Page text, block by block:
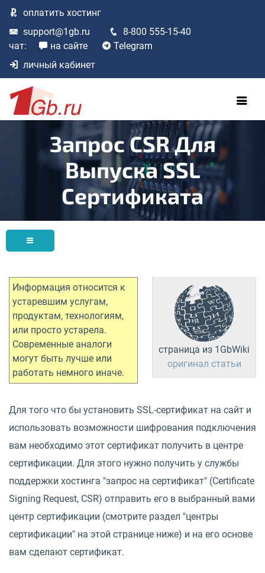
оплатить хостинг
support@1gb.ru
8-800 555-15-40
чат:
на сайте
Telegram
личный кабинет
Запрос CSR Для
Выпуска SSL
Сертификата
страница из 1GbWiki
оригинал статьи
Информация относится к
устаревшим услугам,
продуктам, технологиям,
или просто устарела.
Современные аналоги
могут быть лучше или
работать немного иначе.
Для того что бы установить SSL-сертификат на сайт и
использовать возможности шифрования подключения
вам необходимо этот сертификат получить в центре
сертификации. Для этого нужно получить у службы
поддержки хостинга "запрос на сертификат" (Certificate
Signing Request, CSR) отправить его в выбранный вами
центр сертификации (смотрите раздел "центры
сертификации" на этой странице ниже) и на его основе
вам сделают сертификат.